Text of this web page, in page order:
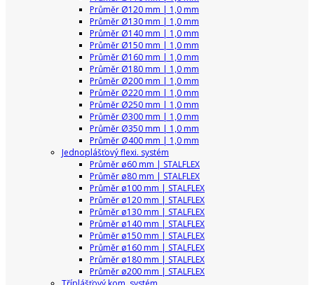
Průměr Ø120 mm | 1,0 mm
Průměr Ø130 mm | 1,0 mm
Průměr Ø140 mm | 1,0 mm
Průměr Ø150 mm | 1,0 mm
Průměr Ø160 mm | 1,0 mm
Průměr Ø180 mm | 1,0 mm
Průměr Ø200 mm | 1,0 mm
Průměr Ø220 mm | 1,0 mm
Průměr Ø250 mm | 1,0 mm
Průměr Ø300 mm | 1,0 mm
Průměr Ø350 mm | 1,0 mm
Průměr Ø400 mm | 1,0 mm
Jednoplášťový flexi. systém
Průměr ø60 mm | STALFLEX
Průměr ø80 mm | STALFLEX
Průměr ø100 mm | STALFLEX
Průměr ø120 mm | STALFLEX
Průměr ø130 mm | STALFLEX
Průměr ø140 mm | STALFLEX
Průměr ø150 mm | STALFLEX
Průměr ø160 mm | STALFLEX
Průměr ø180 mm | STALFLEX
Průměr ø200 mm | STALFLEX